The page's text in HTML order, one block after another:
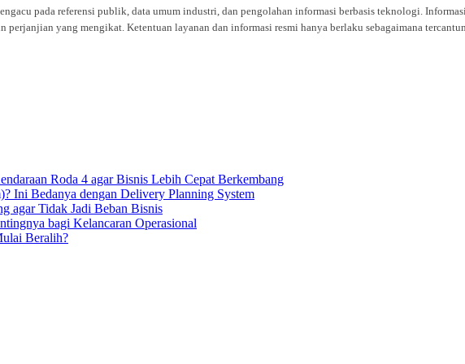
pada referensi publik, data umum industri, dan pengolahan informasi berbasis teknologi.
perjanjian yang mengikat. Ketentuan layanan dan informasi resmi hanya berlaku sebagaimana
Roda 4 agar Bisnis Lebih Cepat Berkembang
Ini Bedanya dengan Delivery Planning System
agar Tidak Jadi Beban Bisnis
bagi Kelancaran Operasional
Beralih?